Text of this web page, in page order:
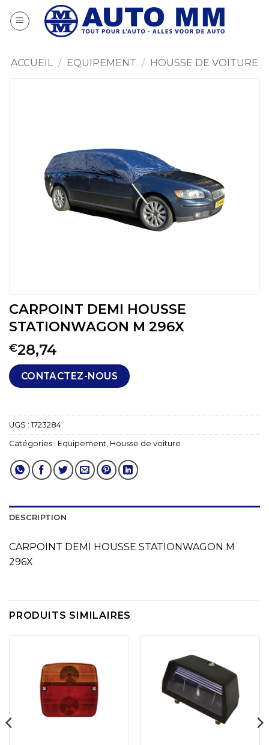
au
ACCUEIL / EQUIPEMENT / HOUSSE DE VOITURE
CARPOINT DEMI HOUSSE
STATIONWAGON M 296X
€28,74
CONTACTEZ-NOUS
UGS : 1723284
Catégories : Equipement Housse de voiture
DESCRIPTION
CARPOINT DEMI HOUSSE STATIONWAGON M
296X
PRODUITS SIMILAIRES